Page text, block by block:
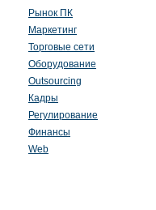
Рынок ПК
Маркетинг
Торговые сети
Оборудование
Outsourcing
Кадры
Регулирование
Финансы
Web